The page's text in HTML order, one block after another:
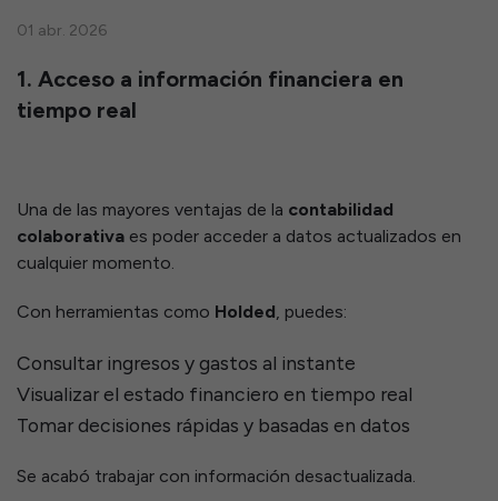
01 abr. 2026
1. Acceso a información financiera en
tiempo real
Una de las mayores ventajas de la contabilidad
colaborativa es poder acceder a datos actualizados en
cualquier momento.
Con herramientas como Holded, puedes:
Consultar ingresos y gastos al instante
Visualizar el estado financiero en tiempo real
Tomar decisiones rápidas y basadas en datos
Se acabó trabajar con información desactualizada.